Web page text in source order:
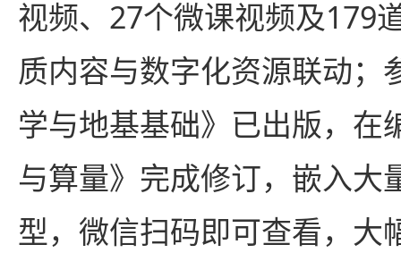
视频、27个微课视频及179
质内容与数字化资源联动；
学与地基基础》已出版，在
与算量》完成修订，嵌入大
型，微信扫码即可查看，大